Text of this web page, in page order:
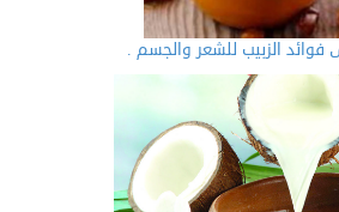
فوائد الزبيب للشعر والجسم .